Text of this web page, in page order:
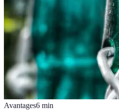
Avantages6 min